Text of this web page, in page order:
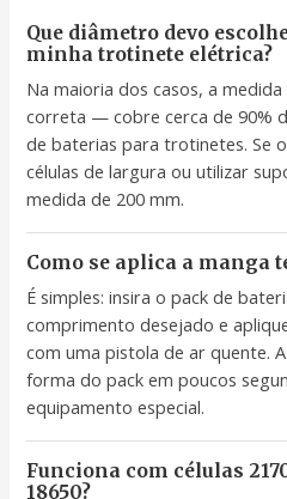
Que diâmetro devo
minha trotinete elétrica?
Na maioria dos casos, a medida
correta — cobre cerca de 90%
de baterias para trotinetes. Se
células de largura ou utilizar
medida de 200 mm.
Como se aplica a manga
É simples: insira o pack de
comprimento desejado e
com uma pistola de ar quente.
forma do pack em poucos
equipamento especial.
Funciona com células
18650?